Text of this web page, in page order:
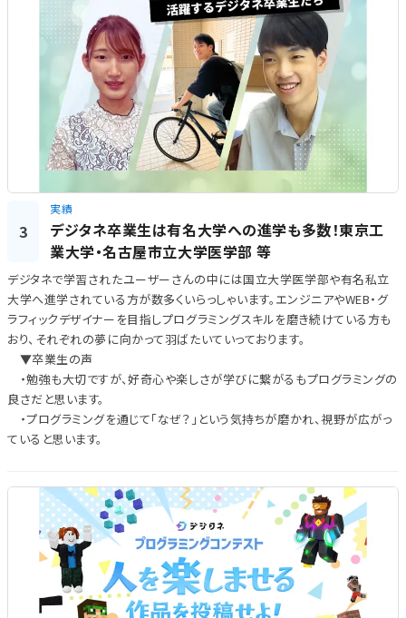
3
実績
デジタネ卒業生は有名大学への進学も多数！東京工
業大学・名古屋市立大学医学部 等
デジタネで学習されたユーザーさんの中には国立大学医​​学部や有名私立
大学へ進学されている方が数多くいらっしゃいます。エンジニアやWEB・グ
ラフィックデザイナーを目指しプログラミングスキルを磨き続けている方も
おり、それぞれの夢に向かって羽ばたいていっております。
▼卒業生の声
・勉強も大切ですが、好奇心や楽しさが学びに繋がるもプログラミングの
良さだと思います。
・プログラミングを通じて「なぜ？」という気持ちが磨かれ、視野が広がっ
ていると思います。